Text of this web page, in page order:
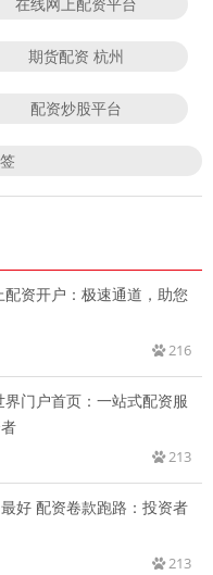
在线网上配资平台
期货配资 杭州
配资炒股平台
资开户：极速通道，助您
216
门户首页：一站式配资服
213
好 配资卷款跑路：投资者
213